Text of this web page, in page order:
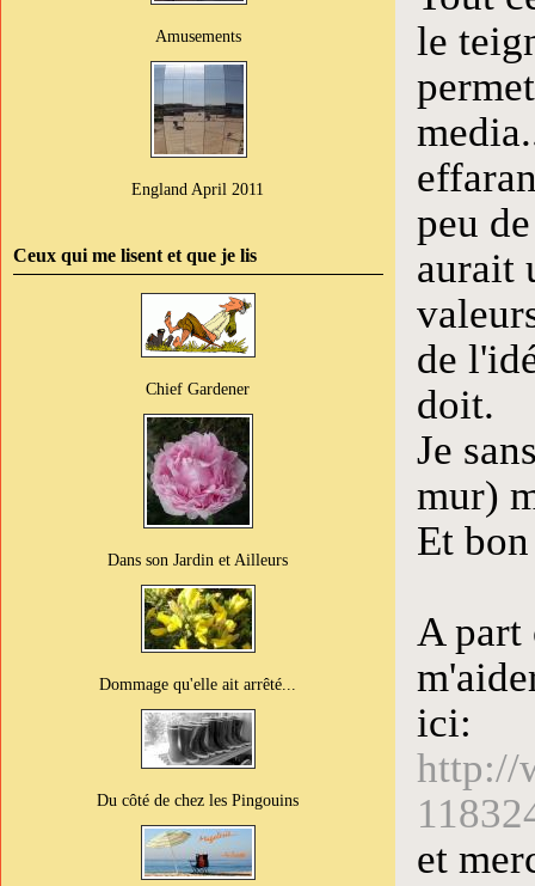
Amusements
England April 2011
Ceux qui me lisent et que je lis
Chief Gardener
Dans son Jardin et Ailleurs
Dommage qu'elle ait arrêté...
Du côté de chez les Pingouins
le
peu
aurait
de
doit.
Je
mur)
Et
A part
ici:
http://
et